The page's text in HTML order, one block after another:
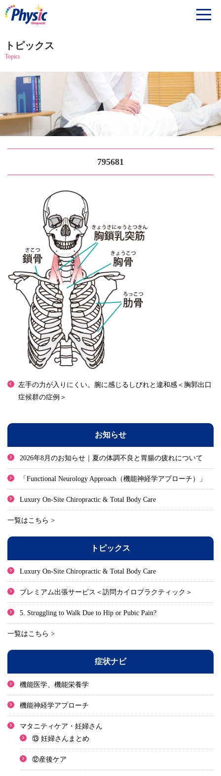
トピックス
Topics
795681
左手の力が入りにくい。腕に感じるしびれと違和感＜胸郭出口
症候群の症例＞
お知らせ
2026年8月のお知らせ｜夏の体調不良と胃腸の疲れについて
「Functional Neurology Approach（機能神経学アプローチ）」
Luxury On-Site Chiropractic & Total Body Care
一覧はこちら >
トピックス
Luxury On-Site Chiropractic & Total Body Care
プレミアム出張サービス＜訪問カイロプラクティック＞
5. Struggling to Walk Due to Hip or Pubic Pain?
一覧はこちら >
症状ナビ
機能医学、機能栄養学
機能神経学アプローチ
マタニティケア・妊婦さん
⑬ 妊婦さんまとめ
⑫産後ケア